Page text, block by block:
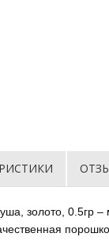
золото, 0.5гр –